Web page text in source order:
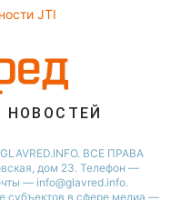
JTI
НОВОСТЕЙ
ВСЕ ПРАВА
дом 23. Телефон —
— info@glavred.info.
cубъектов в сфере медиа —